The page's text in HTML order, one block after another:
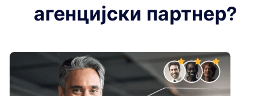
агенцијски партнер?